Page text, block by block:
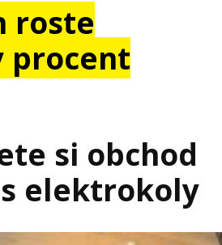
roste
procent
si obchod
elektrokoly